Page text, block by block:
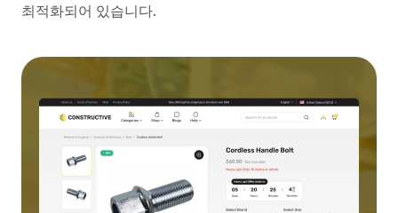
최적화되어 있습니다.